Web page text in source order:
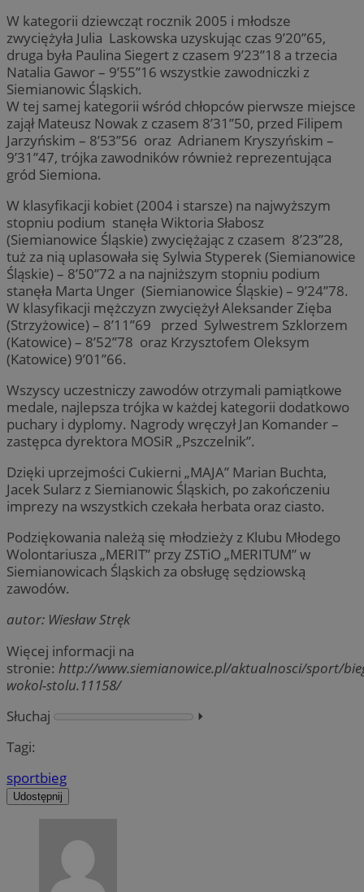
W kategorii dziewcząt rocznik 2005 i młodsze
zwyciężyła Julia Laskowska uzyskując czas 9’20’’65,
druga była Paulina Siegert z czasem 9’23’’18 a trzecia
Natalia Gawor – 9’55’’16 wszystkie zawodniczki z
Siemianowic Śląskich.
W tej samej kategorii wśród chłopców pierwsze miejsce
zajął Mateusz Nowak z czasem 8’31’’50, przed Filipem
Jarzyńskim – 8’53’’56 oraz Adrianem Kryszyńskim –
9’31’’47, trójka zawodników również reprezentująca
gród Siemiona.
W klasyfikacji kobiet (2004 i starsze) na najwyższym
stopniu podium stanęła Wiktoria Słabosz
(Siemianowice Śląskie) zwyciężając z czasem 8’23’’28,
tuż za nią uplasowała się Sylwia Styperek (Siemianowice
Śląskie) – 8’50’’72 a na najniższym stopniu podium
stanęła Marta Unger (Siemianowice Śląskie) – 9’24’’78.
W klasyfikacji mężczyzn zwyciężył Aleksander Zięba
(Strzyżowice) – 8’11’’69 przed Sylwestrem Szklorzem
(Katowice) – 8’52’’78 oraz Krzysztofem Oleksym
(Katowice) 9’01’’66.
Wszyscy uczestniczy zawodów otrzymali pamiątkowe
medale, najlepsza trójka w każdej kategorii dodatkowo
puchary i dyplomy. Nagrody wręczył Jan Komander –
zastępca dyrektora MOSiR „Pszczelnik”.
Dzięki uprzejmości Cukierni „MAJA” Marian Buchta,
Jacek Sularz z Siemianowic Śląskich, po zakończeniu
imprezy na wszystkich czekała herbata oraz ciasto.
Podziękowania należą się młodzieży z Klubu Młodego
Wolontariusza „MERIT” przy ZSTiO „MERITUM” w
Siemianowicach Śląskich za obsługę sędziowską
zawodów.
autor: Wiesław Stręk
Więcej informacji na
stronie: http://www.siemianowice.pl/aktualnosci/sport/
wokol-stolu.11158/
Słuchaj
⏵︎
Tagi:
sportbieg
Udostępnij